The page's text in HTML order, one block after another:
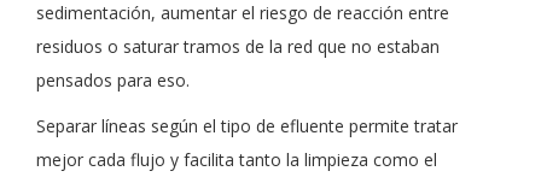
sedimentación, aumentar el riesgo de reacción entre
residuos o saturar tramos de la red que no estaban
pensados para eso.
Separar líneas según el tipo de efluente permite tratar
mejor cada flujo y facilita tanto la limpieza como el